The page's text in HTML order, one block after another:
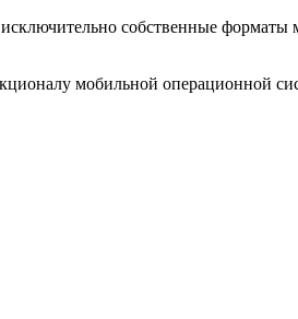
собственные
мобильной операционной